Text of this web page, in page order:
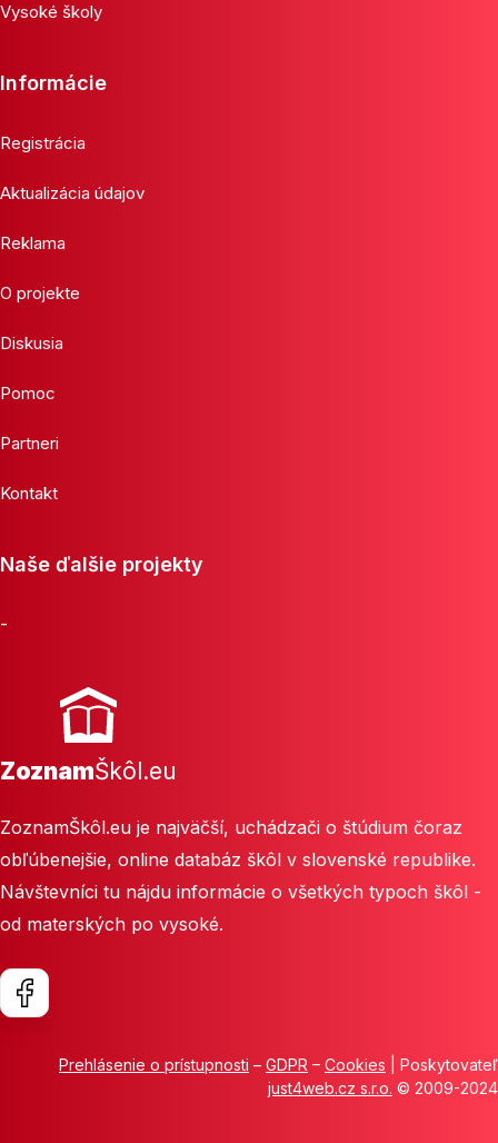
Vysoké školy
Informácie
Registrácia
Aktualizácia údajov
Reklama
O projekte
Diskusia
Pomoc
Partneri
Kontakt
Naše ďalšie projekty
-
ZoznamŠkôl.eu
ZoznamŠkôl.eu je najväčší, uchádzači o štúdium čoraz
obľúbenejšie, online databáz škôl v slovenské republike.
Návštevníci tu nájdu informácie o všetkých typoch škôl -
od materských po vysoké.
Prehlásenie o prístupnosti – GDPR – Cookies | Poskytovateľ
just4web.cz s.r.o. © 2009-2024